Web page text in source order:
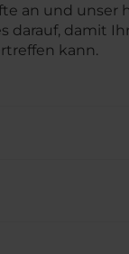
an und unser
darauf, damit
kann.